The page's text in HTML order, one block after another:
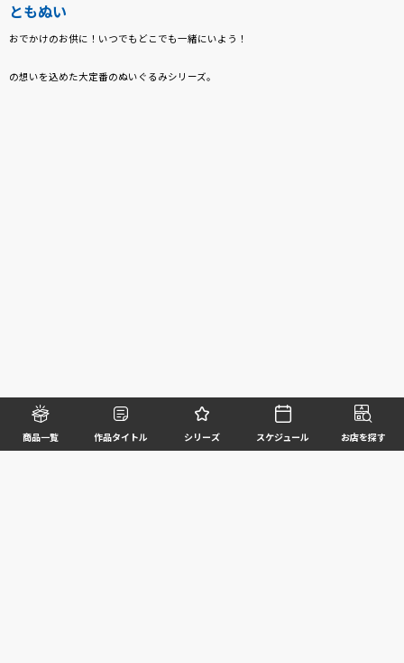
商品一覧 作品タイトル シリーズ スケジュール お店を探す
ともぬい
おでかけのお供に！いつでもどこでも一緒にいよう！
の想いを込めた大定番のぬいぐるみシリーズ。